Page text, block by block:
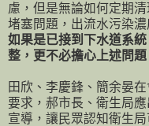
慮，但是無論如何定期
堵塞問題，出流水污染
如果是已接到下水道系
整，更不必擔心上述問題
田欣、李慶鋒、簡余晏在
要求，郝市長、衛生局應
宣導，讓民眾認知衛生局